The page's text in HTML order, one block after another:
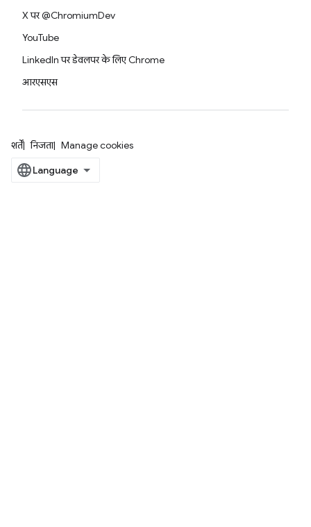
X पर @ChromiumDev
YouTube
LinkedIn पर डेवलपर के लिए Chrome
आरएसएस
शर्तें निजता Manage cookies